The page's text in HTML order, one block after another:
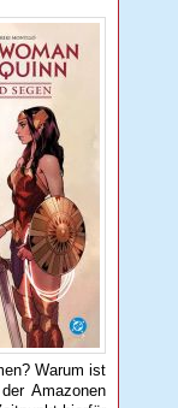
Warum ist
Amazonen